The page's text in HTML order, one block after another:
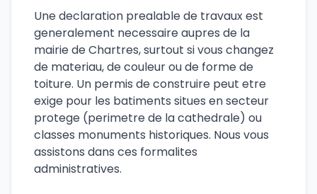
Une declaration prealable de travaux est
generalement necessaire aupres de la
mairie de Chartres, surtout si vous changez
de materiau, de couleur ou de forme de
toiture. Un permis de construire peut etre
exige pour les batiments situes en secteur
protege (perimetre de la cathedrale) ou
classes monuments historiques. Nous vous
assistons dans ces formalites
administratives.